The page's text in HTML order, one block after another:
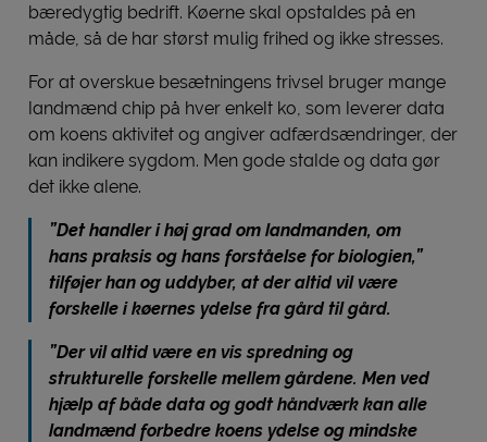
bæredygtig bedrift. Køerne skal opstaldes på en
måde, så de har størst mulig frihed og ikke stresses.
For at overskue besætningens trivsel bruger mange
landmænd chip på hver enkelt ko, som leverer data
om koens aktivitet og angiver adfærdsændringer, der
kan indikere sygdom. Men gode stalde og data gør
det ikke alene.
”Det handler i høj grad om landmanden, om
hans praksis og hans forståelse for biologien,”
tilføjer han og uddyber, at der altid vil være
forskelle i køernes ydelse fra gård til gård.
”Der vil altid være en vis spredning og
strukturelle forskelle mellem gårdene. Men ved
hjælp af både data og godt håndværk kan alle
landmænd forbedre koens ydelse og mindske